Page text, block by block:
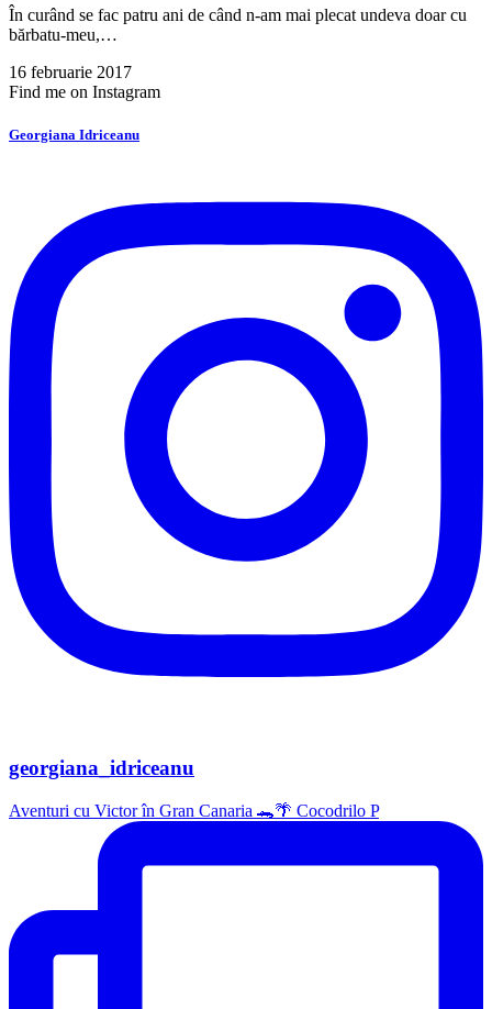
În curând se fac patru ani de când n-am mai plecat undeva doar cu
bărbatu-meu,…
16 februarie 2017
Find me on Instagram
Georgiana Idriceanu
georgiana_idriceanu
Aventuri cu Victor în Gran Canaria 🐊🌴 Cocodrilo P